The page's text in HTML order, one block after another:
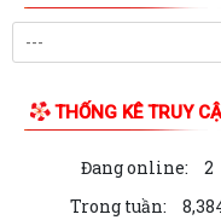
KẾ HOẠCH Tiếp công dân
Tổ chức chi trả tiền bồi
Dự thảo chứng thư khu B
THỐNG KÊ TRUY
Đang online: 2
Trong tuần: